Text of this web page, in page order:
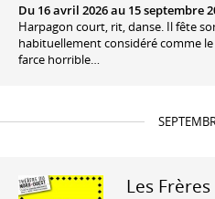
Du 16 avril 2026 au 15 septembre
Harpagon court, rit, danse. Il fête
habituellement considéré comme
farce horrible…
Les